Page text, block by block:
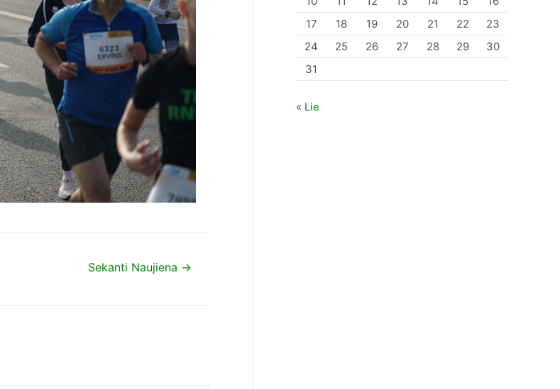
Sekanti Naujiena →
17
18 19 20 21 22
23
24
25 26 27 28 29
30
31
« Lie